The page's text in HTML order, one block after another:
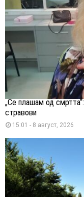
„Се плашам од
стравови
15:01 - 8 август, 2026